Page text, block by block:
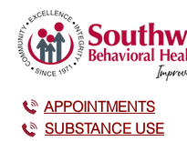
APPOINTMENTS
SUBSTANCE USE